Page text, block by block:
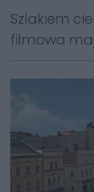
Szlakiem
filmowa